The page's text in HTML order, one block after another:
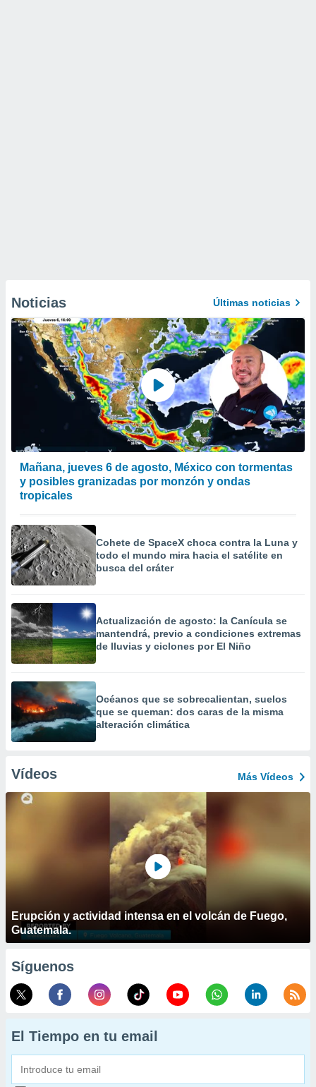
Noticias Últimas noticias
Mañana, jueves 6 de agosto, México con tormentas
y posibles granizadas por monzón y ondas
tropicales
Cohete de SpaceX choca contra la Luna y
todo el mundo mira hacia el satélite en
busca del cráter
Actualización de agosto: la Canícula se
mantendrá, previo a condiciones extremas
de lluvias y ciclones por El Niño
Océanos que se sobrecalientan, suelos
que se queman: dos caras de la misma
alteración climática
Vídeos Más Vídeos
Erupción y actividad intensa en el volcán de Fuego,
Guatemala.
Síguenos
El Tiempo en tu email